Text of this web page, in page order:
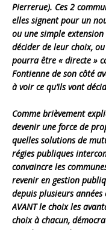
Pierrerue). Ces 2
elles signent pour un
ou une simple
décider de leur choix,
pourra être « directe »
Fontienne de son côté
à voir ce qu’ils vont
Comme brièvement
devenir une force de
quelles solutions de
régies publiques
convaincre les
revenir en gestion
depuis plusieurs années
AVANT le choix les
choix à chacun,